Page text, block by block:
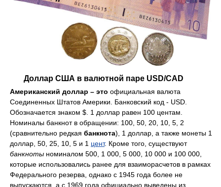
Доллар США в валютной паре USD/CAD
Американский доллар – это официальная валюта
Соединенных Штатов Америки. Банковский код - USD.
Обозначается знаком $. 1 доллар равен 100 центам.
Номиналы банкнот в обращении: 100, 50, 20, 10, 5, 2
(сравнительно редкая банкнота), 1 доллар, а также монеты 1
доллар, 50, 25, 10, 5 и 1 цент. Кроме того, существуют
банкноты номиналом 500, 1 000, 5 000, 10 000 и 100 000,
которые использовались ранее для взаиморасчетов в рамках
Федерального резерва, однако с 1945 года более не
выпускаются, а с 1969 года официально выведены из